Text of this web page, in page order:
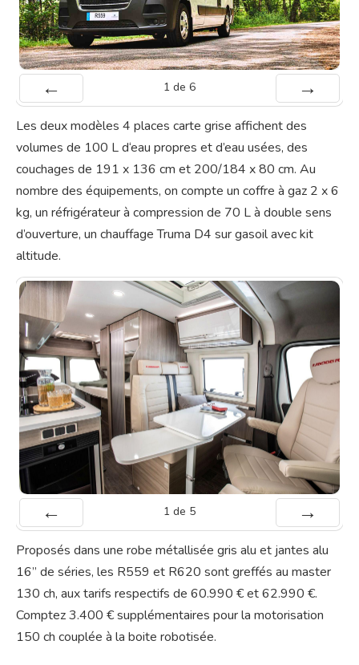
1 de 6
Les deux modèles 4 places carte grise affichent des
volumes de 100 L d‘eau propres et d’eau usées, des
couchages de 191 x 136 cm et 200/184 x 80 cm. Au
nombre des équipements, on compte un coffre à gaz 2 x 6
kg, un réfrigérateur à compression de 70 L à double sens
d’ouverture, un chauffage Truma D4 sur gasoil avec kit
altitude.
1 de 5
Proposés dans une robe métallisée gris alu et jantes alu
16’’ de séries, les R559 et R620 sont greffés au master
130 ch, aux tarifs respectifs de 60.990 € et 62.990 €.
Comptez 3.400 € supplémentaires pour la motorisation
150 ch couplée à la boite robotisée.